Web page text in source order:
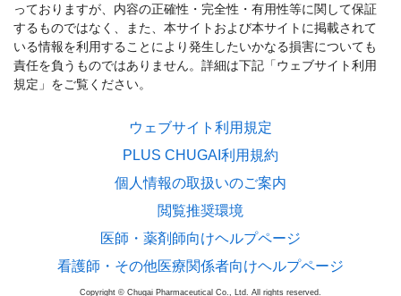
っておりますが、内容の正確性・完全性・有用性等に関して保証
するものではなく、また、本サイトおよび本サイトに掲載されて
いる情報を利用することにより発生したいかなる損害についても
責任を負うものではありません。詳細は下記「ウェブサイト利用
規定」をご覧ください。
ウェブサイト利用規定
PLUS CHUGAI利用規約
個人情報の取扱いのご案内
閲覧推奨環境
医師・薬剤師向けヘルプページ
看護師・その他医療関係者向けヘルプページ
Copyright © Chugai Pharmaceutical Co., Ltd. All rights reserved.